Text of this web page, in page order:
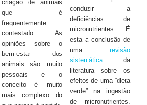
criação de animais
que é
frequentemente
contestado. As
opiniões sobre o
bem-estar dos
animais são muito
pessoais e o
conceito é muito
mais complexo do
conduzir a
deficiências de
micronutrientes. É
esta a conclusão de
uma revisão
sistemáticada
literatura sobre os
efeitos de uma “dieta
verde” na ingestão
de micronutrientes.